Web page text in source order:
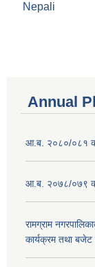
Nepali
Annual
आ.ब. २०८०/०८१ को
आ.ब. २०७८/०७९ का
‍रामग्राम
कार्यक्रम तथा